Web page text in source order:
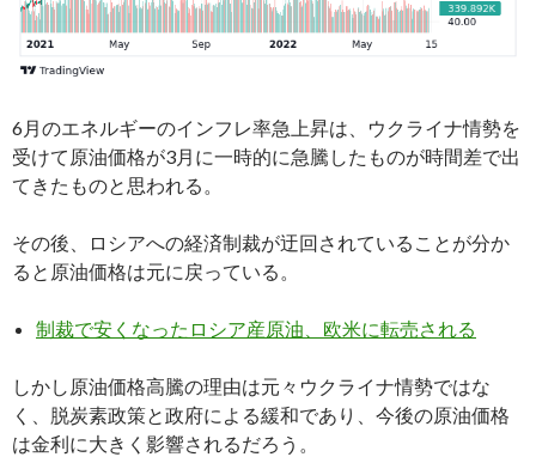
6月のエネルギーのインフレ率急上昇は、ウクライナ情勢を
受けて原油価格が3月に一時的に急騰したものが時間差で出
てきたものと思われる。
その後、ロシアへの経済制裁が迂回されていることが分か
ると原油価格は元に戻っている。
制裁で安くなったロシア産原油、欧米に転売される
しかし原油価格高騰の理由は元々ウクライナ情勢ではな
く、脱炭素政策と政府による緩和であり、今後の原油価格
は金利に大きく影響されるだろう。